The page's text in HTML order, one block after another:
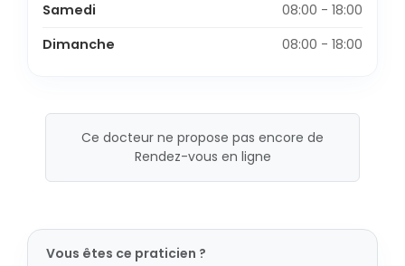
Samedi
08:00 - 18:00
Dimanche
08:00 - 18:00
Ce docteur ne propose pas encore de
Rendez-vous en ligne
Vous êtes ce praticien ?